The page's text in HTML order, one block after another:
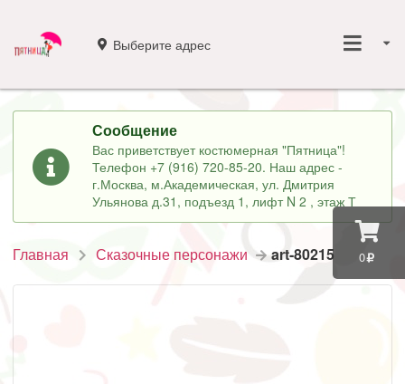
0
Выберите адрес
Сообщение
Вас приветствует костюмерная "Пятница"!
Телефон +7 (916) 720-85-20. Наш адрес -
г.Москва, м.Академическая, ул. Дмитрия
Ульянова д.31, подъезд 1, лифт N 2 , этаж Т
Главная Сказочные персонажи art-80215